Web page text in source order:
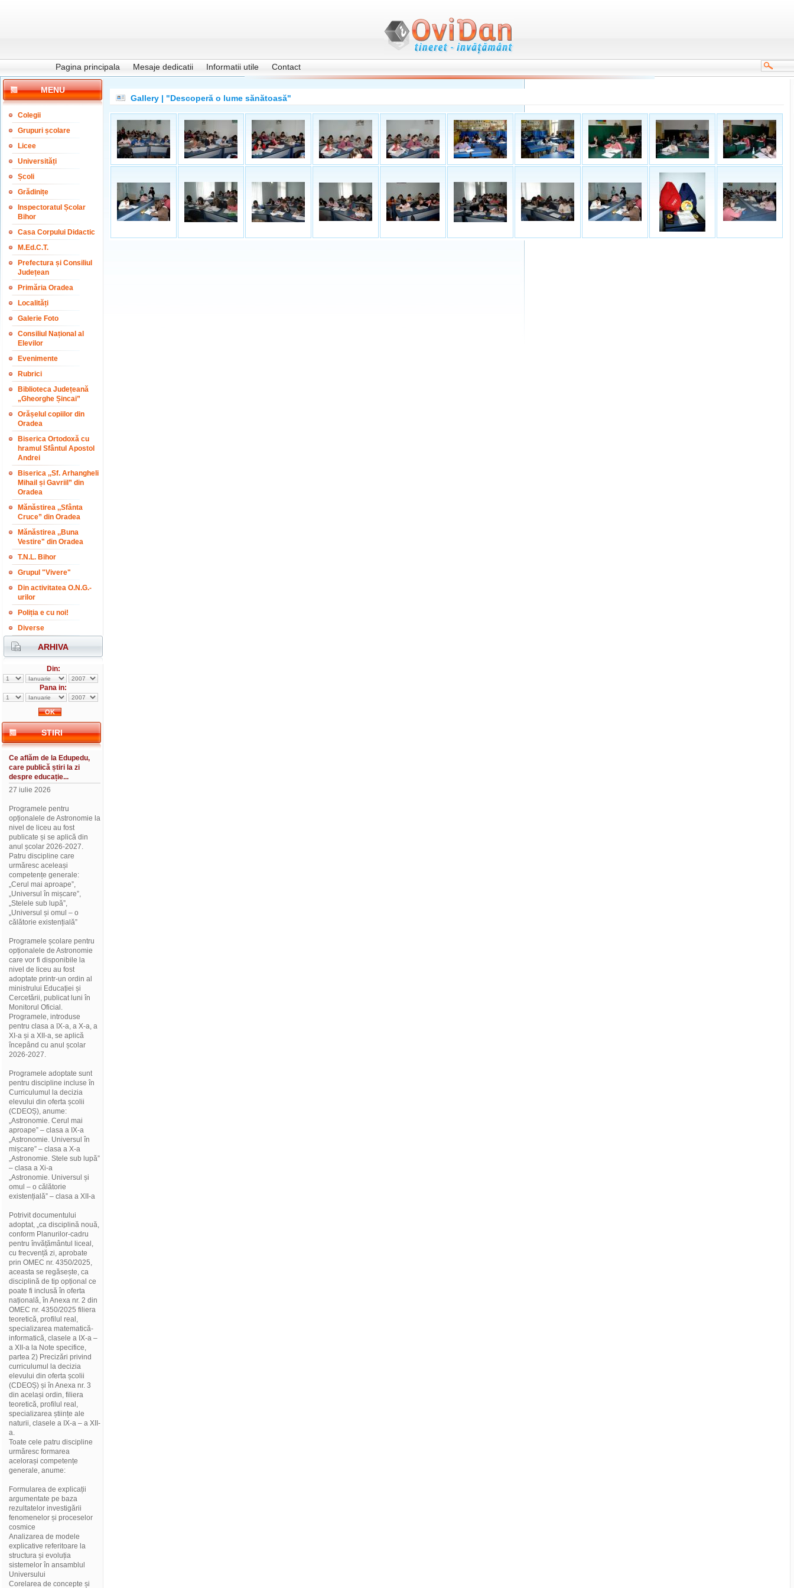
Pagina principala Mesaje dedicatii Informatii utile Contact
MENU
Colegii
Grupuri școlare
Licee
Universități
Școli
Grădinițe
Inspectoratul Școlar
Bihor
Casa Corpului Didactic
M.Ed.C.T.
Prefectura și Consiliul
Județean
Primăria Oradea
Localități
Galerie Foto
Consiliul Național al
Elevilor
Evenimente
Rubrici
Biblioteca Județeană
„Gheorghe Șincai”
Orășelul copiilor din
Oradea
Biserica Ortodoxă cu
hramul Sfântul Apostol
Andrei
Biserica ,,Sf. Arhangheli
Mihail și Gavriil” din
Oradea
Mănăstirea ,,Sfânta
Cruce” din Oradea
Mănăstirea ,,Buna
Vestire" din Oradea
T.N.L. Bihor
Grupul "Vivere"
Din activitatea O.N.G.-
urilor
Poliția e cu noi!
Diverse
ARHIVA
Din:
Pana in:
STIRI
Ce aflăm de la Edupedu,
care publică știri la zi
despre educație...
27 iulie 2026
Programele pentru
opționalele de Astronomie la
nivel de liceu au fost
publicate și se aplică din
anul școlar 2026-2027.
Patru discipline care
urmăresc aceleași
competențe generale:
„Cerul mai aproape”,
„Universul în mișcare”,
„Stelele sub lupă”,
„Universul și omul – o
călătorie existențială”
Programele școlare pentru
opționalele de Astronomie
care vor fi disponibile la
nivel de liceu au fost
adoptate printr-un ordin al
ministrului Educației și
Cercetării, publicat luni în
Monitorul Oficial.
Programele, introduse
pentru clasa a IX-a, a X-a, a
XI-a și a XII-a, se aplică
începând cu anul școlar
2026-2027.
Programele adoptate sunt
pentru discipline incluse în
Curriculumul la decizia
elevului din oferta școlii
(CDEOȘ), anume:
„Astronomie. Cerul mai
aproape” – clasa a IX-a
„Astronomie. Universul în
mișcare” – clasa a X-a
„Astronomie. Stele sub lupă”
– clasa a Xi-a
„Astronomie. Universul și
omul – o călătorie
existențială” – clasa a XII-a
Potrivit documentului
adoptat, „ca disciplină nouă,
conform Planurilor-cadru
pentru învățământul liceal,
cu frecvență zi, aprobate
prin OMEC nr. 4350/2025,
aceasta se regăsește, ca
disciplină de tip opțional ce
poate fi inclusă în oferta
națională, în Anexa nr. 2 din
OMEC nr. 4350/2025 filiera
teoretică, profilul real,
specializarea matematică-
informatică, clasele a IX-a –
a XII-a la Note specifice,
partea 2) Precizări privind
curriculumul la decizia
elevului din oferta școlii
(CDEOȘ) și în Anexa nr. 3
din același ordin, filiera
teoretică, profilul real,
specializarea științe ale
naturii, clasele a IX-a – a XII-
a.
Toate cele patru discipline
urmăresc formarea
acelorași competențe
generale, anume:
Formularea de explicații
argumentate pe baza
rezultatelor investigării
fenomenelor și proceselor
cosmice
Analizarea de modele
explicative referitoare la
structura și evoluția
sistemelor în ansamblul
Universului
Corelarea de concepte și
Gallery | "Descoperă o lume sănătoasă"